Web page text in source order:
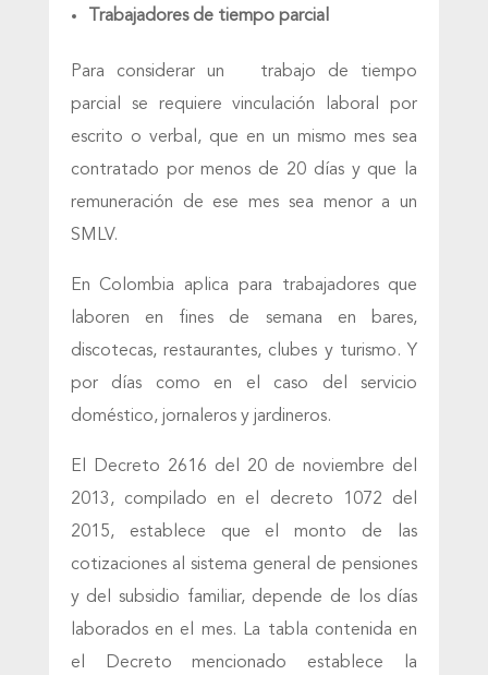
Trabajadores de tiempo parcial
Para considerar un trabajo de tiempo
parcial se requiere vinculación laboral por
escrito o verbal, que en un mismo mes sea
contratado por menos de 20 días y que la
remuneración de ese mes sea menor a un
SMLV.
En Colombia aplica para trabajadores que
laboren en fines de semana en bares,
discotecas, restaurantes, clubes y turismo. Y
por días como en el caso del servicio
doméstico, jornaleros y jardineros.
El Decreto 2616 del 20 de noviembre del
2013, compilado en el decreto 1072 del
2015, establece que el monto de las
cotizaciones al sistema general de pensiones
y del subsidio familiar, depende de los días
laborados en el mes. La tabla contenida en
el Decreto mencionado establece la